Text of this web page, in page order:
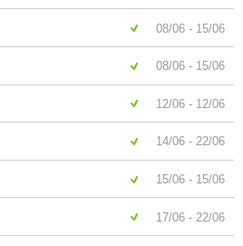
08/06 - 15/06
08/06 - 15/06
12/06 - 12/06
14/06 - 22/06
15/06 - 15/06
17/06 - 22/06